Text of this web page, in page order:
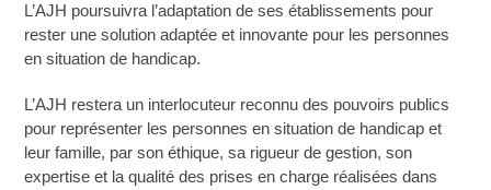
L’AJH poursuivra l’adaptation de ses établissements pour
rester une solution adaptée et innovante pour les personnes
en situation de handicap.
L’AJH restera un interlocuteur reconnu des pouvoirs publics
pour représenter les personnes en situation de handicap et
leur famille, par son éthique, sa rigueur de gestion, son
expertise et la qualité des prises en charge réalisées dans